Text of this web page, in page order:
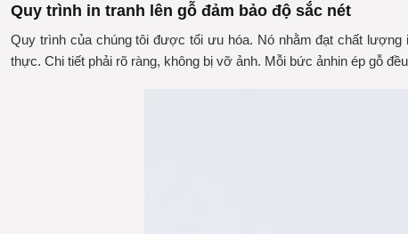
Quy trình in tranh lên gỗ đảm bảo độ sắc nét
Quy trình của chúng tôi được tối ưu hóa. Nó nhằm đạt chất
thực. Chi tiết phải rõ ràng, không bị vỡ ảnh. Mỗi bức ảnhin ép gỗ